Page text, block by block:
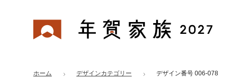
年賀家族 2027
ホーム デザインカテゴリー デザイン番号 006-078